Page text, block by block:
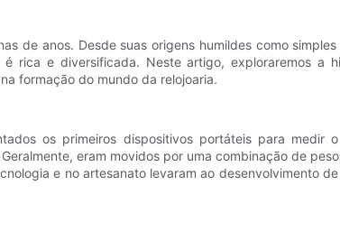
de anos. Desde suas origens humildes como
rica e diversificada. Neste artigo, exploraremos a
formação do mundo da relojoaria.
os primeiros dispositivos portáteis para medir
eram movidos por uma combinação de
e no artesanato levaram ao desenvolvimento